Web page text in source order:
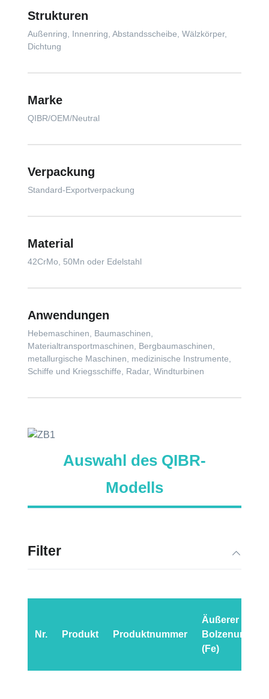
Strukturen
Außenring, Innenring, Abstandsscheibe, Wälzkörper,
Dichtung
Marke
QIBR/OEM/Neutral
Verpackung
Standard-Exportverpackung
Material
42CrMo, 50Mn oder Edelstahl
Anwendungen
Hebemaschinen, Baumaschinen,
Materialtransportmaschinen, Bergbaumaschinen,
metallurgische Maschinen, medizinische Instrumente,
Schiffe und Kriegsschiffe, Radar, Windturbinen
Auswahl des QIBR-
Modells
Filter
Nr. Produkt Produktnummer
Äußerer
(Fe)